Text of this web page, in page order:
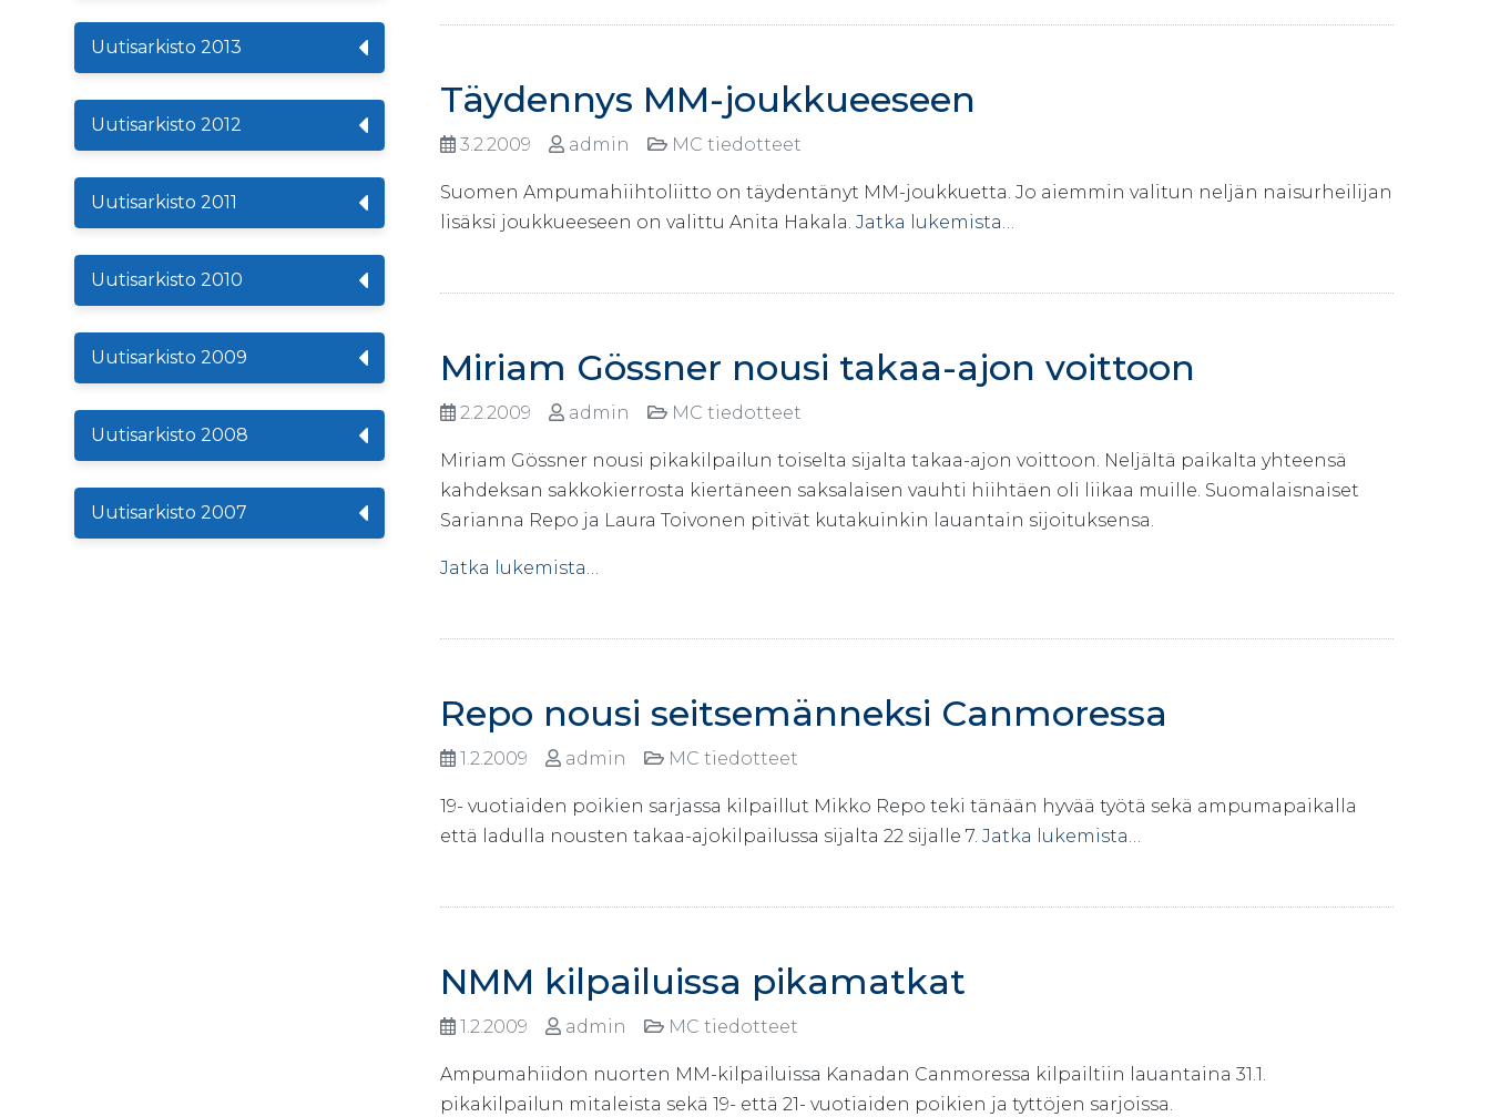
Uutisarkisto 2013
Uutisarkisto 2012
Uutisarkisto 2011
Uutisarkisto 2010
Uutisarkisto 2009
Uutisarkisto 2008
Uutisarkisto 2007
Täydennys MM-joukkueeseen
3.2.2009 admin MC tiedotteet
Suomen Ampumahiihtoliitto on täydentänyt MM-joukkuetta. Jo aiemmin valitun neljän naisurheilijan
lisäksi joukkueeseen on valittu Anita Hakala. Jatka lukemista…
Miriam Gössner nousi takaa-ajon voittoon
2.2.2009 admin MC tiedotteet
Miriam Gössner nousi pikakilpailun toiselta sijalta takaa-ajon voittoon. Neljältä paikalta yhteensä
kahdeksan sakkokierrosta kiertäneen saksalaisen vauhti hiihtäen oli liikaa muille. Suomalaisnaiset
Sarianna Repo ja Laura Toivonen pitivät kutakuinkin lauantain sijoituksensa.
Jatka lukemista…
Repo nousi seitsemänneksi Canmoressa
1.2.2009 admin MC tiedotteet
19- vuotiaiden poikien sarjassa kilpaillut Mikko Repo teki tänään hyvää työtä sekä ampumapaikalla
että ladulla nousten takaa-ajokilpailussa sijalta 22 sijalle 7. Jatka lukemista…
NMM kilpailuissa pikamatkat
1.2.2009 admin MC tiedotteet
Ampumahiidon nuorten MM-kilpailuissa Kanadan Canmoressa kilpailtiin lauantaina 31.1.
pikakilpailun mitaleista sekä 19- että 21- vuotiaiden poikien ja tyttöjen sarjoissa.